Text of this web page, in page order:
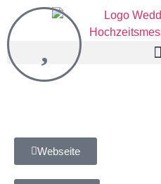
Webseite